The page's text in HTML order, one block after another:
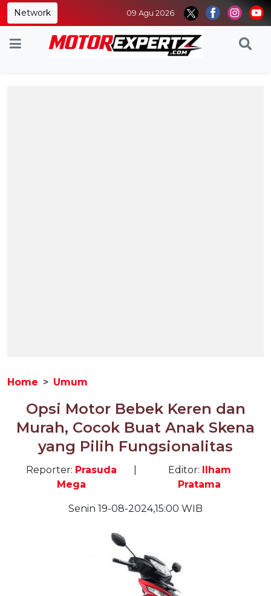
Network 09 Agu 2026
Home Umum
Opsi Motor Bebek Keren dan
Murah, Cocok Buat Anak Skena
yang Pilih Fungsionalitas
Reporter: Prasuda
Mega
Editor: Ilham
Pratama
Senin 19-08-2024,15:00 WIB